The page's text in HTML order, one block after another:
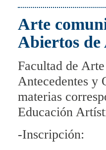
Arte
Abiertos de
Facultad de
Antecedentes y
materias
Educación
-Inscripción: